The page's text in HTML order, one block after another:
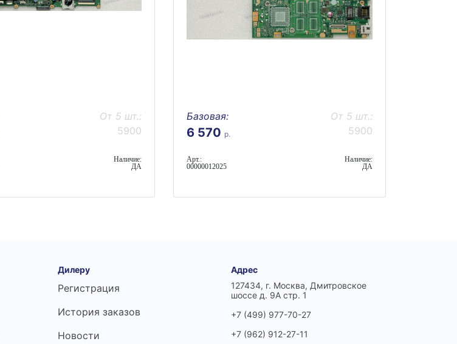
От 5 шт.:
5900
Наличие:
ДА
Базовая:
6 570 р.
От 5 шт.:
5900
Арт.:
00000012025
Наличие:
ДА
Дилеру
Регистрация
История заказов
Новости
Адрес
127434, г. Москва, Дмитровское
шоссе д. 9А стр. 1
+7 (499) 977-70-27
+7 (962) 912-27-11